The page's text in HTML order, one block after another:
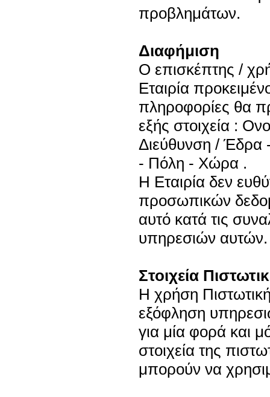
προβλημάτων.
Διαφήμιση
Ο επισκέπτης /
Εταιρία
πληροφορίες θα
εξής στοιχεία :
Διεύθυνση /
- Πόλη - Χώρα .
Η Εταιρία δεν
προσωπικών
αυτό κατά τις
υπηρεσιών αυτών.
Στοιχεία
Η χρήση
εξόφληση
για μία φορά και
στοιχεία της
μπορούν να